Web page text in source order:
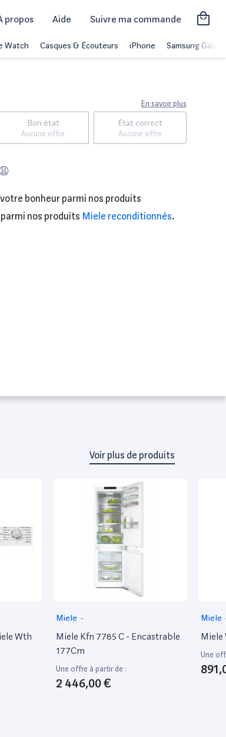
propos Aide Suivre ma commande
Watch Casques & Écouteurs iPhone Samsung Galaxy
En savoir plus
Bon état
Aucune offre
État correct
Aucune offre
bonheur parmi nos produits
nos produits Miele reconditionnés.
Voir plus de produits
Wth
Miele -
Miele Kfn 7785 C - Encastrable
177Cm
Une offre à partir de :
2 446,00 €
Miele
Miele
Une